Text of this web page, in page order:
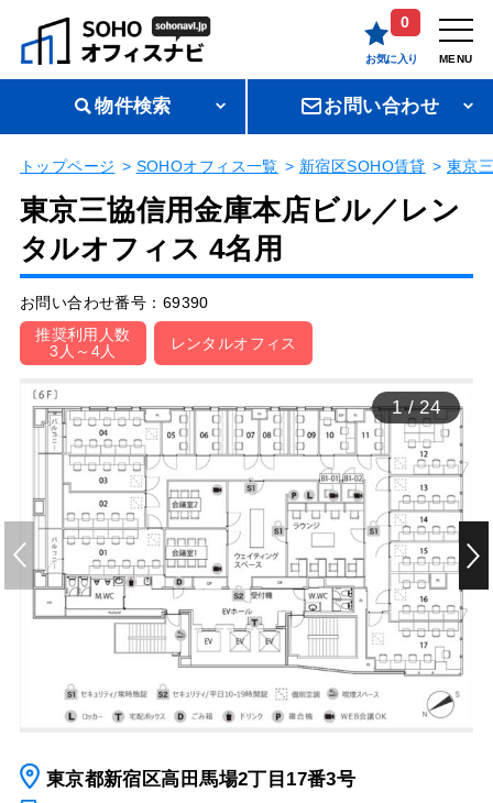
0
お気に入り MENU
物件検索 お問い合わせ
トップページ SOHOオフィス一覧 新宿区SOHO賃貸 東京
東京三協信用金庫本店ビル／レン
タルオフィス 4名用
お問い合わせ番号：69390
推奨利用人数
3人～4人
レンタルオフィス
1/24
東京都新宿区高田馬場2丁目17番3号